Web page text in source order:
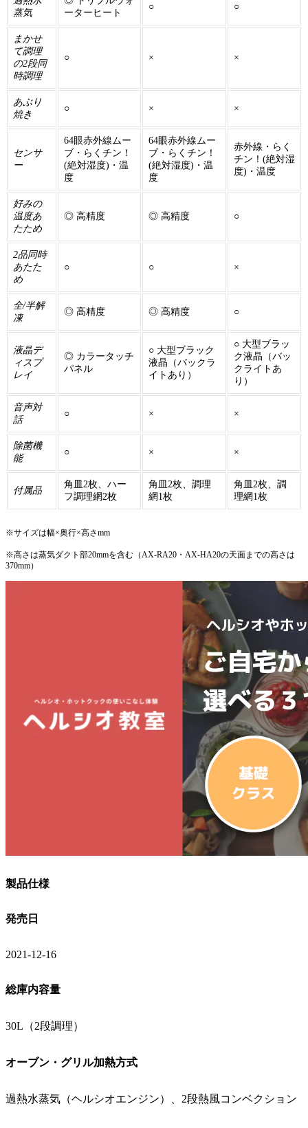
蒸気
ーターヒート
○ ○
まかせ
て調理
の2段同
時調理
○ × ×
あぶり
焼き
○ × ×
センサ
ー
64眼赤外線ムー
ブ・らくチン！
(絶対湿度)・温
度
64眼赤外線ムー
ブ・らくチン！
(絶対湿度)・温
度
赤外線・らく
チン！(絶対湿
度)・温度
好みの
温度あ
たため
◎ 高精度 ◎ 高精度 ○
2品同時
あたた
め
○ ○ ×
全/半解
凍
◎ 高精度 ◎ 高精度 ○
液晶デ
ィスプ
レイ
◎ カラータッチ
パネル
○ 大型ブラック
液晶（バックラ
イトあり）
○ 大型ブラッ
ク液晶（バッ
クライトあ
り）
音声対
話
○ × ×
除菌機
能
○ × ×
付属品
角皿2枚、ハー
フ調理網2枚
角皿2枚、調理
網1枚
角皿2枚、調
理網1枚
※サイズは幅×奥行×高さmm
※高さは蒸気ダクト部20mmを含む（AX-RA20・AX-HA20の天面までの高さは
370mm）
製品仕様
発売日
2021-12-16
総庫内容量
30L（2段調理）
オーブン・グリル加熱方式
過熱水蒸気（ヘルシオエンジン）、2段熱風コンベクション